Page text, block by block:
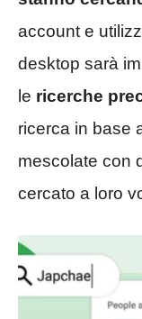
account e
desktop sarà
le ricerche
ricerca in base
mescolate con
cercato a loro